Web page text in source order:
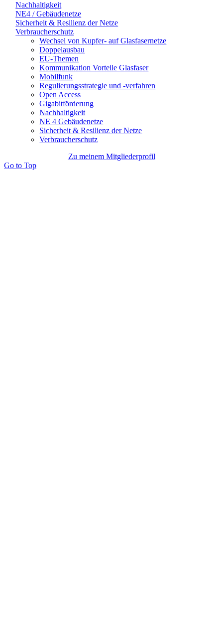
Nachhaltigkeit
NE4 / Gebäudenetze
Sicherheit & Resilienz der Netze
Verbraucherschutz
Wechsel von Kupfer- auf Glasfasernetze
Doppelausbau
EU-Themen
Kommunikation Vorteile Glasfaser
Mobilfunk
Regulierungsstrategie und -verfahren
Open Access
Gigabitförderung
Nachhaltigkeit
NE 4 Gebäudenetze
Sicherheit & Resilienz der Netze
Verbraucherschutz
Zu meinem Mitgliederprofil
Go to Top